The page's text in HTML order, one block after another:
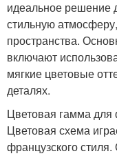
идеальное решение
стильную
пространства.
включают
мягкие цветовые
деталях.
Цветовая гамма для
Цветовая схема
французского